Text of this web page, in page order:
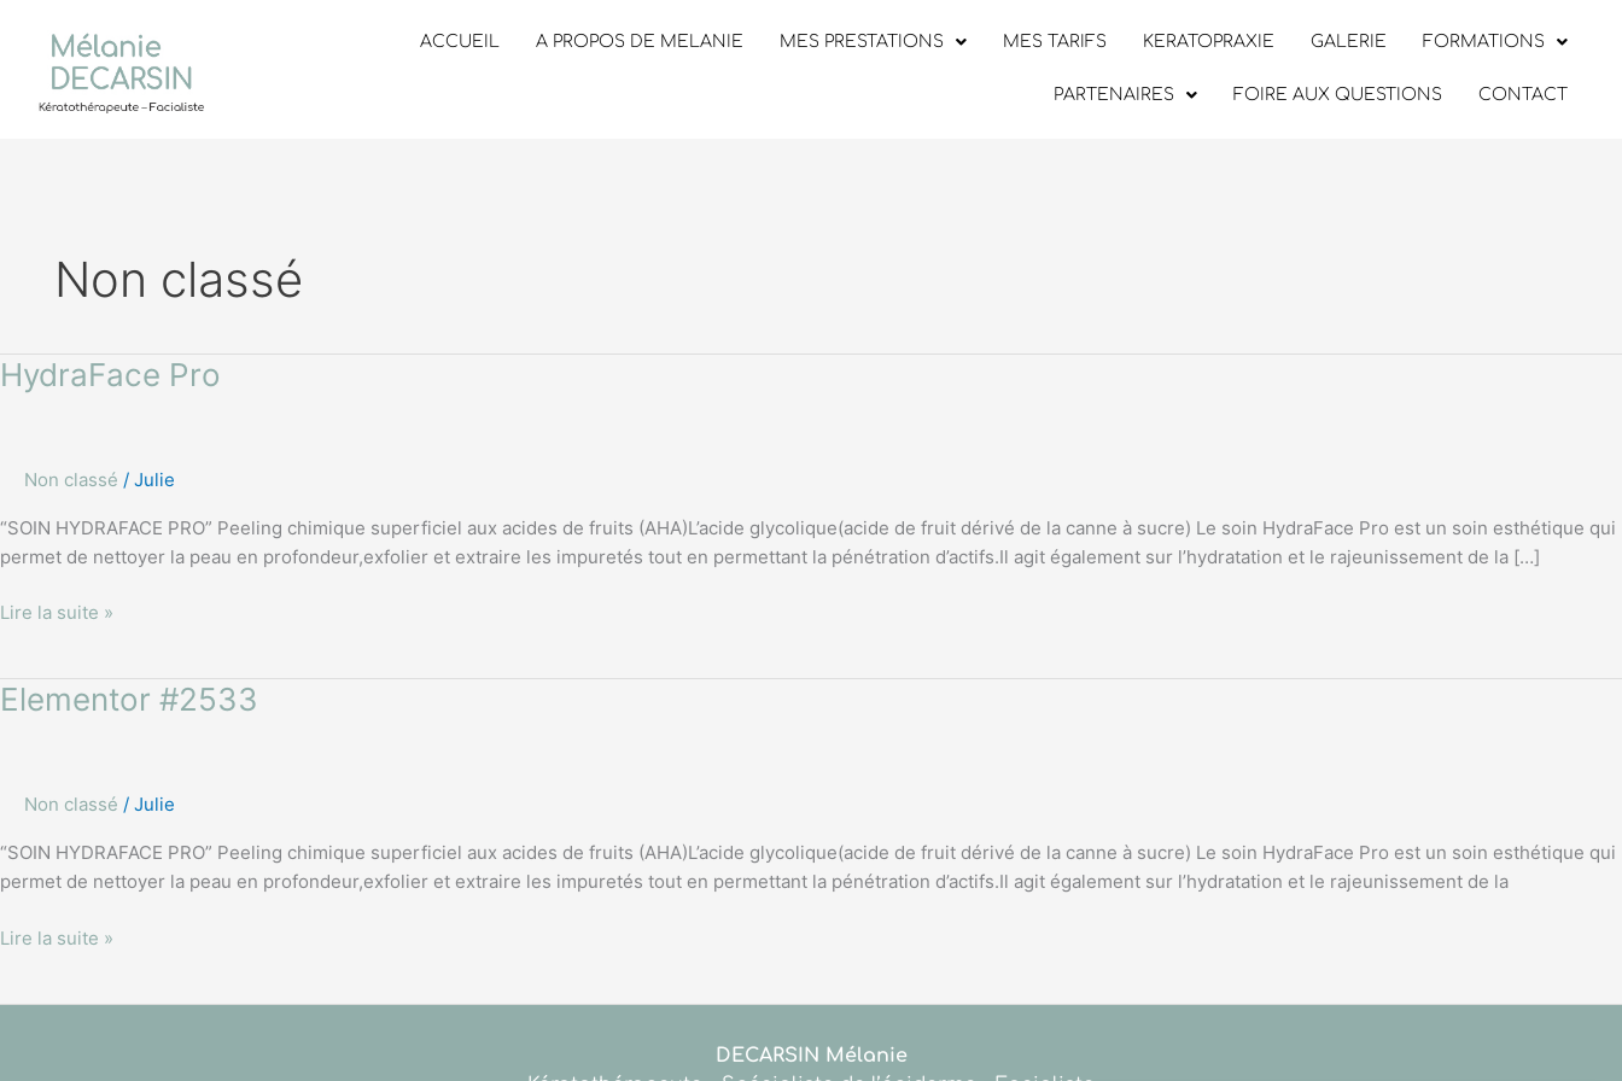
contenu
ACCUEIL A PROPOS DE MELANIE MES PRESTATIONS MES TARIFS KERATOPRAXIE GALERIE FORMATIONS
PARTENAIRES FOIRE AUX QUESTIONS CONTACT
Non classé
HydraFace Pro
Non classé / Julie
“SOIN HYDRAFACE PRO” Peeling chimique superficiel aux acides de fruits (AHA)L’acide glycolique(acide de fruit dérivé de la canne à sucre) Le soin HydraFace Pro est un soin esthétique qui
permet de nettoyer la peau en profondeur,exfolier et extraire les impuretés tout en permettant la pénétration d’actifs.Il agit également sur l’hydratation et le rajeunissement de la […]
HydraFace
Pro
Lire la suite »
Elementor #2533
Non classé / Julie
“SOIN HYDRAFACE PRO” Peeling chimique superficiel aux acides de fruits (AHA)L’acide glycolique(acide de fruit dérivé de la canne à sucre) Le soin HydraFace Pro est un soin esthétique qui
permet de nettoyer la peau en profondeur,exfolier et extraire les impuretés tout en permettant la pénétration d’actifs.Il agit également sur l’hydratation et le rajeunissement de la
Elementor
Lire la suite »
DECARSIN Mélanie